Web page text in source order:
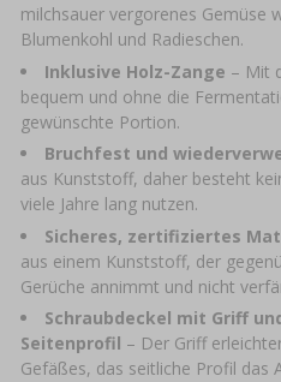
BAKTERIENKULTUREN
LITERATUR ZUR
RAUCHAROMA
FLASCHEN
GLASBALLONS
REGALE
AROMATISIERUNG
LITERATUR
WEINANALYSE
ALKOHOLANALYSE
LITERATUR
AUTO & MOTORRAD
milchsauer vergorenes Gemüse
Blumenkohl und Radieschen.
Inklusive Holz-Zange – Mit
bequem und ohne die
gewünschte Portion.
Bruchfest und
aus Kunststoff, daher besteht
viele Jahre lang nutzen.
Sicheres, zertifiziertes
aus einem Kunststoff, der
Gerüche annimmt und nicht
Schraubdeckel mit Griff
Seitenprofil – Der Griff
Gefäßes, das seitliche Profil das